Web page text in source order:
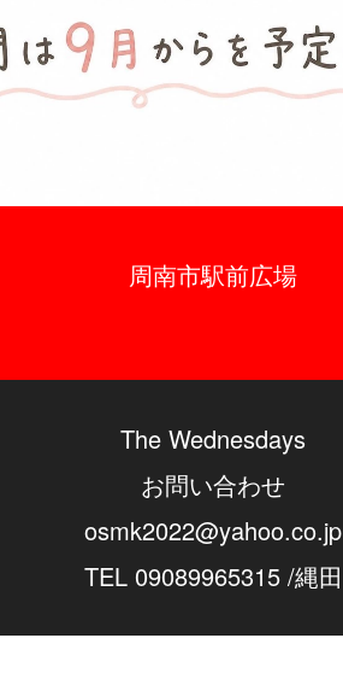
周南市駅前広場
The Wednesdays
お問い合わせ
osmk2022@yahoo.co.jp
TEL 09089965315 /縄田